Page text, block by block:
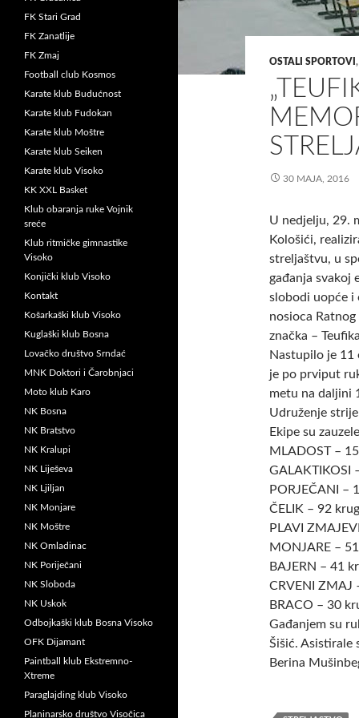
OSTALI SPORTOVI ,
30 MAJA, 2016
U nedjelju, 29.
Kološići,
streljaštvu, u
gađanja svakoj
slobodi uopće i
nosioca
značka –
Nastupilo je 11
je po prviput
metu na daljini
Udruženje
Ekipe su
MLADOST –
GALAKTIKOSI
PORJEČANI –
ČELIK – 92
PLAVI
MONJARE –
BAJERN – 41
CRVENI ZMAJ
BRACO – 30
Gađanjem su
Šišić. Asistirale
Berina
FK Stari Grad
FK Zanatlije
FK Zmaj
Football club Kosmos
Karate klub Budućnost
Karate klub Fudokan
Karate klub Moštre
Karate klub Seiken
Karate klub Visoko
KK XXL Basket
Klub obaranja ruke Vojnik
sreće
Klub ritmičke gimnastike
Visoko
Konjički klub Visoko
Kontakt
Košarkaški klub Visoko
Kuglaški klub Bosna
Lovačko društvo Srndać
MNK Doktori i Čarobnjaci
Moto klub Karo
NK Bosna
NK Bratstvo
NK Kralupi
NK Liješeva
NK Ljiljan
NK Monjare
NK Moštre
NK Omladinac
NK Poriječani
NK Sloboda
NK Uskok
Odbojkaški klub Bosna Visoko
OFK Dijamant
Paintball klub Ekstremno-
Xtreme
Paraglajding klub Visoko
Planinarsko društvo Visočica